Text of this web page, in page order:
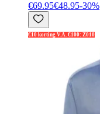
€69.95€48.95-30%
€10 korting V.A. €100: Z010